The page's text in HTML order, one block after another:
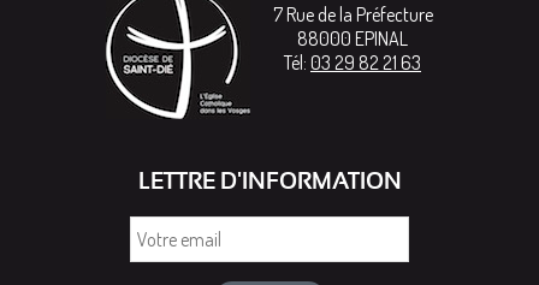
7 Rue de la Préfecture
88000 EPINAL
Tél: 03 29 82 21 63
LETTRE D'INFORMATION